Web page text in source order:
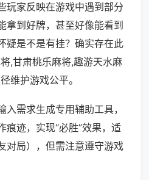
玩家反映在游戏中遇到部分
拿到好牌，甚至好像能看到
疑是不是有挂？确实存在此
,甘肃桃乐麻将,趣游天水麻
维护游戏公平。
入需求生成专用辅助工具，
痕迹，实现“必胜”效果，适
对局），但需注意遵守游戏